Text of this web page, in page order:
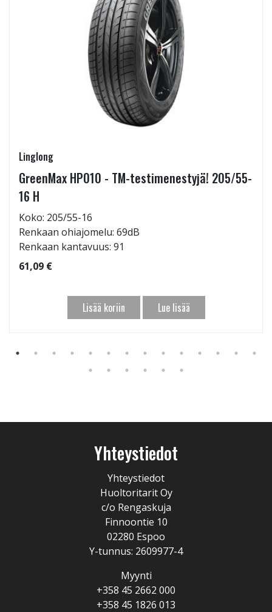
Linglong
GreenMax HP010 - TM-testimenestyjä! 205/55-
16 H
Koko: 205/55-16
Renkaan ohiajomelu: 69dB
Renkaan kantavuus: 91
61,09 €
Lisää koriin Lue lisää
Yhteystiedot
Yhteystiedot
Huoltoritarit Oy
c/o Rengaskuja
Finnoontie 10
02280 Espoo
Y-tunnus: 2609977-4
Myynti
+358 45 2662 000
+358 45 1826 013